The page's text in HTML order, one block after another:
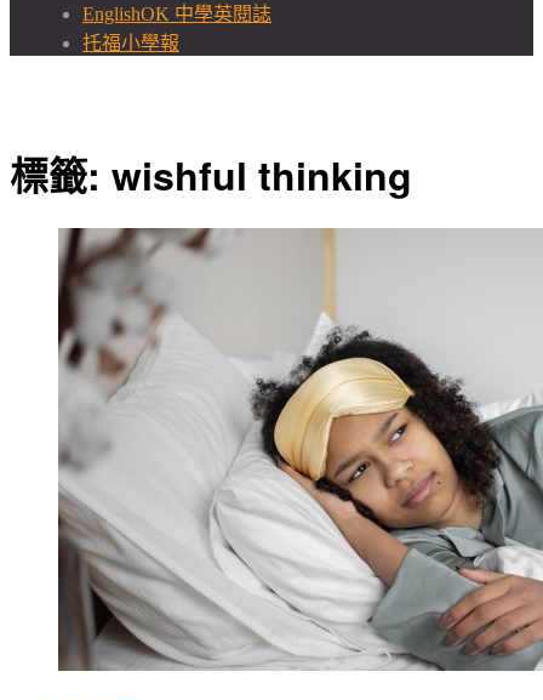
EnglishOK 中學英閱誌
托福小學報
標籤: wishful thinking